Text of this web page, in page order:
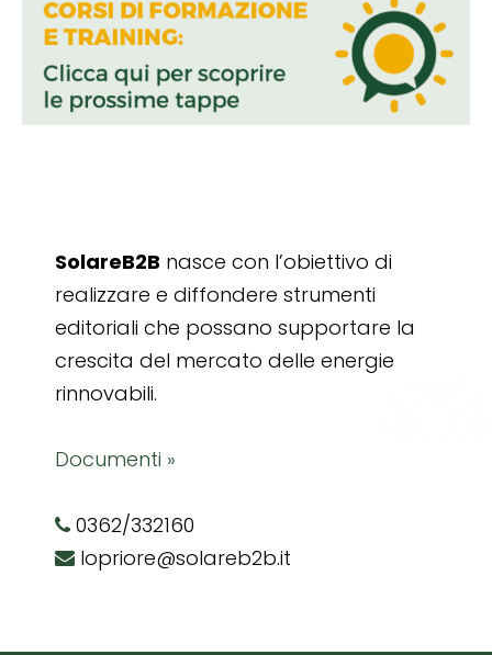
SolareB2B nasce con l’obiettivo di
realizzare e diffondere strumenti
editoriali che possano supportare la
crescita del mercato delle energie
rinnovabili.
Documenti »
0362/332160
lopriore@solareb2b.it